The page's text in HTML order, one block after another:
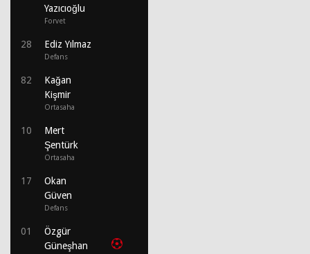
Yazıcıoğlu
Forvet
28 Ediz Yılmaz
Defans
82
Kağan
Kişmir
Ortasaha
10
Mert
Şentürk
Ortasaha
17
Okan
Güven
Defans
01
Özgür
Güneşhan